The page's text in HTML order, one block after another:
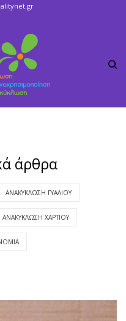
άρθρα
ΑΝΑΚΎΚΛΩΣΗ ΓΥΑΛΙΟΎ
ΑΝΑΚΎΚΛΩΣΗ ΧΑΡΤΙΟΎ